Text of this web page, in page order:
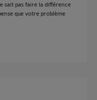
sait pas faire la différence
que votre problème